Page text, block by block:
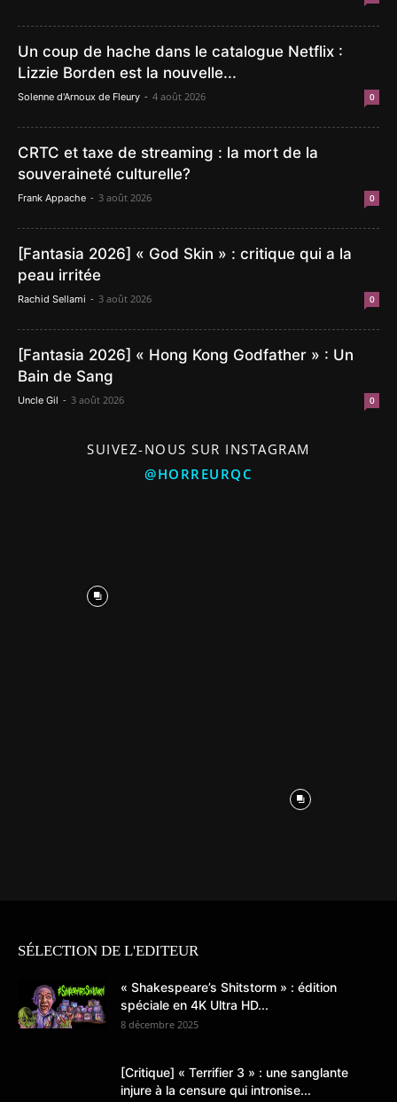
Un coup de hache dans le catalogue Netflix :
Lizzie Borden est la nouvelle...
Solenne d'Arnoux de Fleury - 4 août 2026 0
CRTC et taxe de streaming : la mort de la
souveraineté culturelle?
Frank Appache - 3 août 2026 0
[Fantasia 2026] « God Skin » : critique qui a la
peau irritée
Rachid Sellami - 3 août 2026 0
[Fantasia 2026] « Hong Kong Godfather » : Un
Bain de Sang
Uncle Gil - 3 août 2026 0
SUIVEZ-NOUS SUR INSTAGRAM
@HORREURQC
SÉLECTION DE L'EDITEUR
« Shakespeare’s Shitstorm » : édition
spéciale en 4K Ultra HD...
8 décembre 2025
[Critique] « Terrifier 3 » : une sanglante
injure à la censure qui intronise...